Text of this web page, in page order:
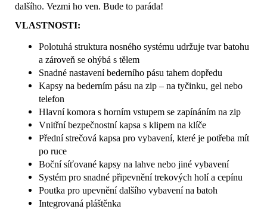
dalšího. Vezmi ho ven. Bude to paráda!
VLASTNOSTI:
Polotuhá struktura nosného systému udržuje tvar batohu
a zároveň se ohýbá s tělem
Snadné nastavení bederního pásu tahem dopředu
Kapsy na bederním pásu na zip – na tyčinku, gel nebo
telefon
Hlavní komora s horním vstupem se zapínáním na zip
Vnitřní bezpečnostní kapsa s klipem na klíče
Přední strečová kapsa pro vybavení, které je potřeba mít
po ruce
Boční síťované kapsy na lahve nebo jiné vybavení
Systém pro snadné připevnění trekových holí a cepínu
Poutka pro upevnění dalšího vybavení na batoh
Integrovaná pláštěnka